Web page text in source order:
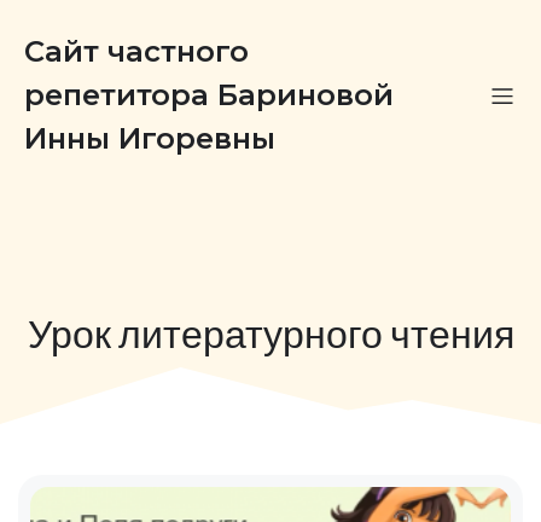
Сайт частного
репетитора Бариновой
Инны Игоревны
Урок литературного чтения